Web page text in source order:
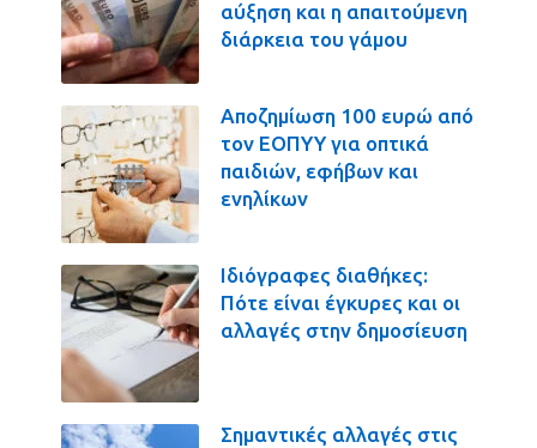
αύξηση και η απαιτούμενη
διάρκεια του γάμου
Αποζημίωση 100 ευρώ από
τον ΕΟΠΥΥ για οπτικά
παιδιών, εφήβων και
ενηλίκων
Ιδιόγραφες διαθήκες:
Πότε είναι έγκυρες και οι
αλλαγές στην δημοσίευση
Σημαντικές αλλαγές στις